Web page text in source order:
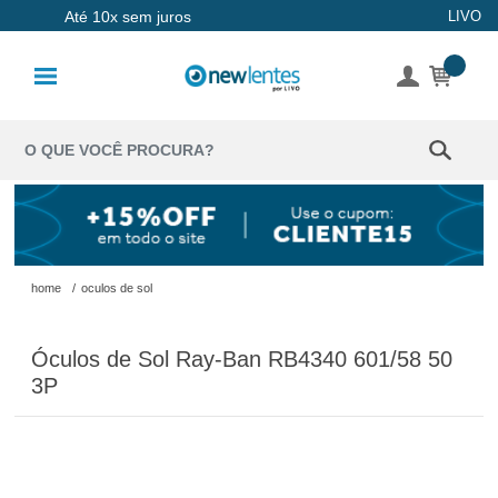
Até 10x sem juros LIVO
Coloridas
Solução
Óculos de
Óculos de
Grau
home / oculos de sol
Óculos de Sol Ray-Ban RB4340 601/58 50
3P